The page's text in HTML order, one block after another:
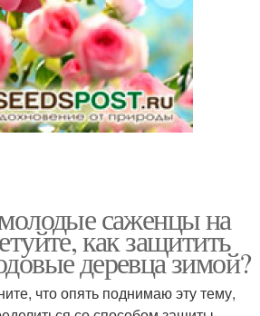
саженцы на
как защитить
деревца зимой?
что опять поднимаю эту тему,